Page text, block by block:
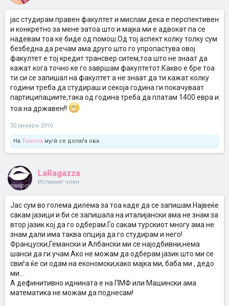
јас студирам правен факултет и мислам дека е перспективен
и конкретно за мене затоа што и мајка ми е адвокат па се
надевам тоа ке биде од помош.Од тој аспект колку толку сум
безбедна да речам ама друго што го упропастува овој
факултет е тој кредит трансвер ситем,тоа што не знаат да
кажат кога точно ке го завршам факултетот.Какво е бре тоа
ти си се запишал на факултет а не знаат да ти кажат колку
години треба да студираш и секоја година ги покачуваат
партиципациите,така од година треба да платам 1400 евра и
тоа на државен!!
30 јануари 2010
На Toxicna му/ѝ се допаѓа ова.
LaRagazza
Истакнат член
Јас сум во голема дилема за тоа каде да се запишам.Највеќе
сакам јазици и би се запишала на италијански ама не знам за
втор јазик кој да го одберам.Го сакам турскиот многу ама не
знам дали има таква опција да го студирам и него!
Француски,Гемански и Албански ми се најодбивни,нема
шанси да ги учам.Ако не можам да одберам јазик што ми се
свиѓа ќе си одам на економски,како мајка ми, баба ми , дедо
ми...
А дефинитивно иднината е на ПМФ или Машински ама
математика не можам да поднесам!